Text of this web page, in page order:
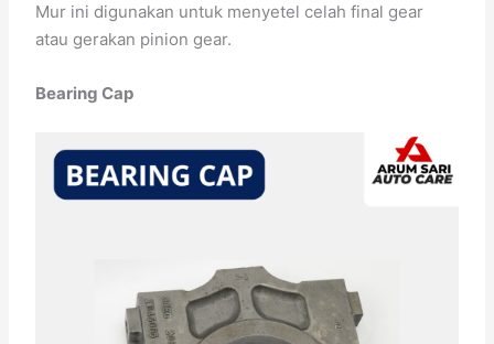
Mur ini digunakan untuk menyetel celah final gear
atau gerakan pinion gear.
Bearing Cap